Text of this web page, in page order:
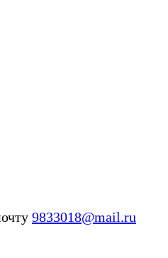
9833018@mail.ru